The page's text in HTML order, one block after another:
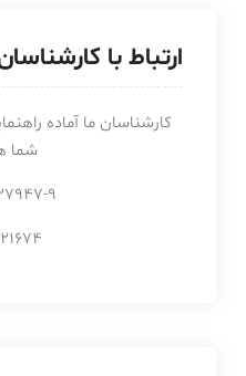
ارتباط با
کارشناسان ما آماده
شما
9